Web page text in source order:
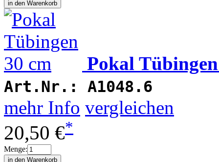
Pokal
Art.Nr.: A1048.6
mehr Info vergleichen
20,50 €*
Menge: